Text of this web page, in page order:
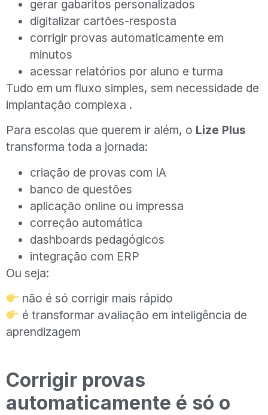
gerar gabaritos personalizados
digitalizar cartões-resposta
corrigir provas automaticamente em
minutos
acessar relatórios por aluno e turma
Tudo em um fluxo simples, sem necessidade de
implantação complexa .
Para escolas que querem ir além, o Lize Plus
transforma toda a jornada:
criação de provas com IA
banco de questões
aplicação online ou impressa
correção automática
dashboards pedagógicos
integração com ERP
Ou seja:
não é só corrigir mais rápido
é transformar avaliação em inteligência de
aprendizagem
Corrigir provas
automaticamente é só o